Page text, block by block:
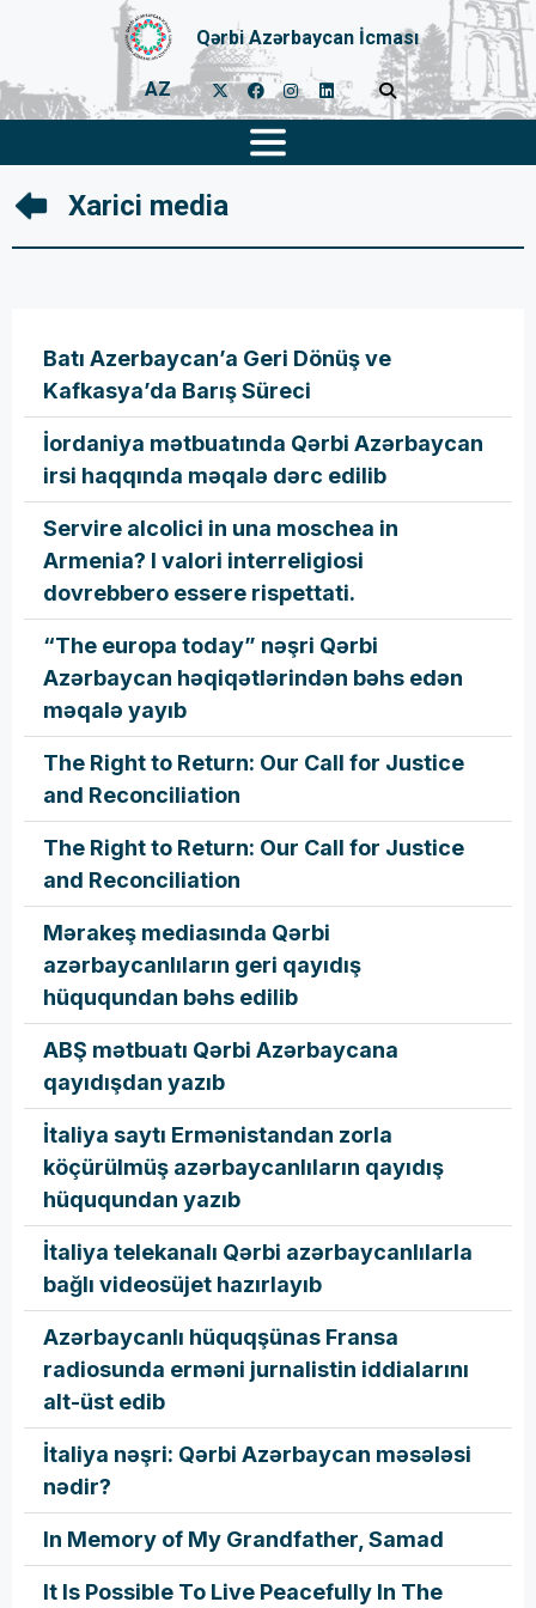
Qərbi Azərbaycan İcması
AZ
Xarici media
Batı Azerbaycan’a Geri Dönüş ve
Kafkasya’da Barış Süreci
İordaniya mətbuatında Qərbi Azərbaycan
irsi haqqında məqalə dərc edilib
Servire alcolici in una moschea in
Armenia? I valori interreligiosi
dovrebbero essere rispettati.
“The europa today” nəşri Qərbi
Azərbaycan həqiqətlərindən bəhs edən
məqalə yayıb
The Right to Return: Our Call for Justice
and Reconciliation
The Right to Return: Our Call for Justice
and Reconciliation
Mərakeş mediasında Qərbi
azərbaycanlıların geri qayıdış
hüququndan bəhs edilib
ABŞ mətbuatı Qərbi Azərbaycana
qayıdışdan yazıb
İtaliya saytı Ermənistandan zorla
köçürülmüş azərbaycanlıların qayıdış
hüququndan yazıb
İtaliya telekanalı Qərbi azərbaycanlılarla
bağlı videosüjet hazırlayıb
Azərbaycanlı hüquqşünas Fransa
radiosunda erməni jurnalistin iddialarını
alt-üst edib
İtaliya nəşri: Qərbi Azərbaycan məsələsi
nədir?
In Memory of My Grandfather, Samad
It Is Possible To Live Peacefully In The